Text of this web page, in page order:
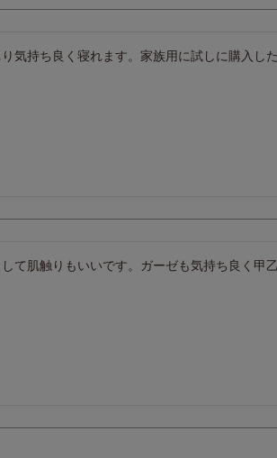
気持ち良く寝れます。家族用に試しに購入し
て肌触りもいいです。ガーゼも気持ち良く甲